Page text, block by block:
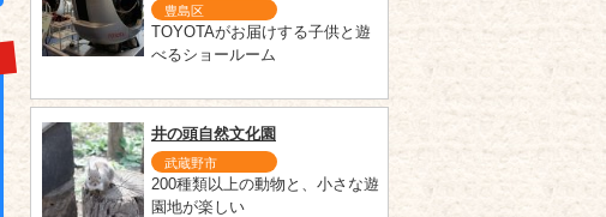
豊島区
TOYOTAがお届けする子供と遊
べるショールーム
井の頭自然文化園
武蔵野市
200種類以上の動物と、小さな遊
園地が楽しい